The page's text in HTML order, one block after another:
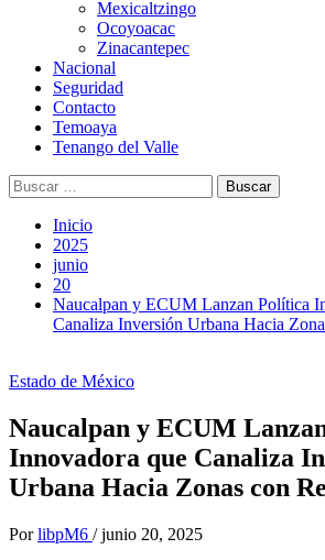
Mexicaltzingo
Ocoyoacac
Zinacantepec
Nacional
Seguridad
Contacto
Temoaya
Tenango del Valle
Buscar:
Inicio
2025
junio
20
Naucalpan y ECUM Lanzan Política
Canaliza Inversión Urbana Hacia
Estado de México
Naucalpan y ECUM
Innovadora que Canaliza
Urbana Hacia Zonas con
Por libpM6 / junio 20, 2025